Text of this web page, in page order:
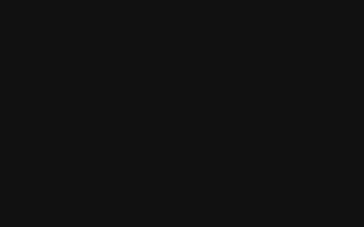
и глянцевые цвета) открывает неограниченные
на следующих объектах:
свой строительный бюджет от посреднических наценок: